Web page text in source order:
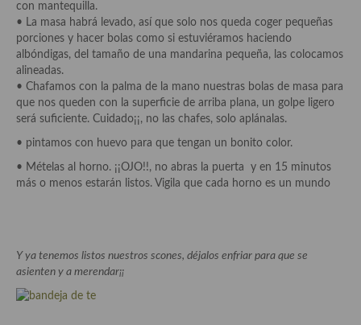
Ensaladas
Entrantes
Gazpachos, salmorejos, sopas y cremas frías
Quínoa
Pasta
Arroces Y fideuás
Huevos
con mantequilla.
• La masa habrá levado, así que solo nos queda coger pequeñas
porciones y hacer bolas como si estuviéramos haciendo
albóndigas, del tamaño de una mandarina pequeña, las colocamos
alineadas.
• Chafamos con la palma de la mano nuestras bolas de masa para
que nos queden con la superficie de arriba plana, un golpe ligero
será suficiente. Cuidado¡¡, no las chafes, solo aplánalas.
• pintamos con huevo para que tengan un bonito color.
• Mételas al horno. ¡¡OJO!!, no abras la puerta y en 15 minutos
más o menos estarán listos. Vigila que cada horno es un mundo
Y ya tenemos listos nuestros scones, déjalos enfriar para que se
asienten y a merendar¡¡